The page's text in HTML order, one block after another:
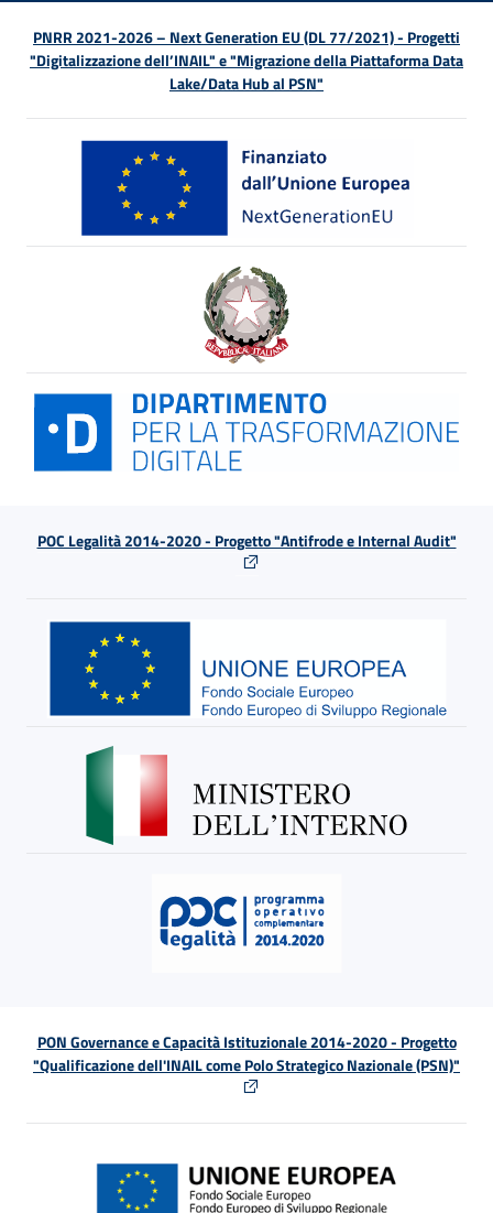
PNRR 2021-2026 – Next Generation EU (DL 77/2021) - Progetti
"Digitalizzazione dell’INAIL" e "Migrazione della Piattaforma Data
Lake/Data Hub al PSN"
POC Legalità 2014-2020 - Progetto "Antifrode e Internal Audit"
PON Governance e Capacità Istituzionale 2014-2020 - Progetto
"Qualificazione dell'INAIL come Polo Strategico Nazionale (PSN)"